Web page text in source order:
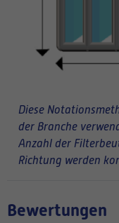
Diese
der Branche
Anzahl der
Richtung werden
Bewertungen